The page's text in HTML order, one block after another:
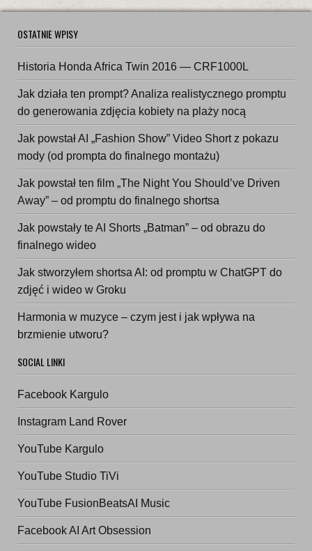
OSTATNIE WPISY
Historia Honda Africa Twin 2016 — CRF1000L
Jak działa ten prompt? Analiza realistycznego promptu
do generowania zdjęcia kobiety na plaży nocą
Jak powstał AI „Fashion Show” Video Short z pokazu
mody (od prompta do finalnego montażu)
Jak powstał ten film „The Night You Should’ve Driven
Away” – od promptu do finalnego shortsa
Jak powstały te AI Shorts „Batman” – od obrazu do
finalnego wideo
Jak stworzyłem shortsa AI: od promptu w ChatGPT do
zdjęć i wideo w Groku
Harmonia w muzyce – czym jest i jak wpływa na
brzmienie utworu?
SOCIAL LINKI
Facebook Kargulo
Instagram Land Rover
YouTube Kargulo
YouTube Studio TiVi
YouTube FusionBeatsAI Music
Facebook AI Art Obsession